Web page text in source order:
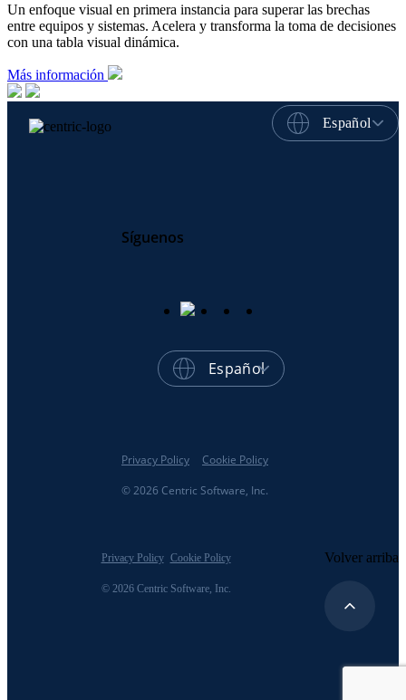
Un enfoque visual en primera instancia para superar las brechas
entre equipos y sistemas. Acelera y transforma la toma de decisiones
con una tabla visual dinámica.
Más información
Español
Síguenos
Español
© 2026 Centric Software, Inc.
Privacy Policy Cookie Policy
© 2026 Centric Software, Inc.
Privacy Policy Cookie Policy Volver arriba